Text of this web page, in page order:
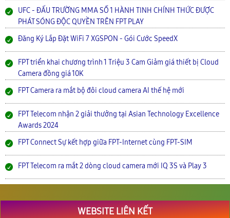
UFC - ĐẤU TRƯỜNG MMA SỐ 1 HÀNH TINH CHÍNH THỨC ĐƯỢC
PHÁT SÓNG ĐỘC QUYỀN TRÊN FPT PLAY
Đăng Ký Lắp Đặt WiFi 7 XGSPON - Gói Cước SpeedX
FPT triển khai chương trình 1 Triệu 3 Cam Giảm giá thiết bị Cloud
Camera đồng giá 10K
FPT Camera ra mắt bộ đôi cloud camera AI thế hệ mới
FPT Telecom nhận 2 giải thưởng tại Asian Technology Excellence
Awards 2024
FPT Connect Sự kết hợp giữa FPT-Internet cùng FPT-SIM
FPT Telecom ra mắt 2 dòng cloud camera mới IQ 3S và Play 3
WEBSITE LIÊN KẾT